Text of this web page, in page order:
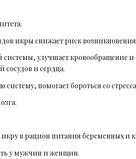
икры снижает риск
системы, улучшает кровообращение
сосудов и сердца.
помогает бороться со
в рацион питания беременных
у мужчин и женщин.